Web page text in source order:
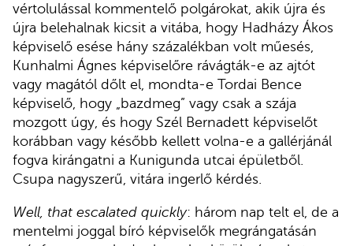
vértolulással kommentelő polgárokat, akik újra és
újra belehalnak kicsit a vitába, hogy Hadházy Ákos
képviselő esése hány százalékban volt műesés,
Kunhalmi Ágnes képviselőre rávágták-e az ajtót
vagy magától dőlt el, mondta-e Tordai Bence
képviselő, hogy „bazdmeg” vagy csak a szája
mozgott úgy, és hogy Szél Bernadett képviselőt
korábban vagy később kellett volna-e a gallérjánál
fogva kirángatni a Kunigunda utcai épületből.
Csupa nagyszerű, vitára ingerlő kérdés.
Well, that escalated quickly: három nap telt el, de a
mentelmi joggal bíró képviselők megrángatásán